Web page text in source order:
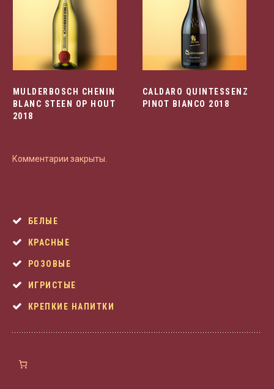
MULDERBOSCH CHENIN
BLANC STEEN OP HOUT
2018
CALDARO QUINTESSENZ
PINOT BIANCO 2018
Комментарии закрыты.
БЕЛЫЕ
КРАСНЫЕ
РОЗОВЫЕ
ИГРИСТЫЕ
КРЕПКИЕ НАПИТКИ